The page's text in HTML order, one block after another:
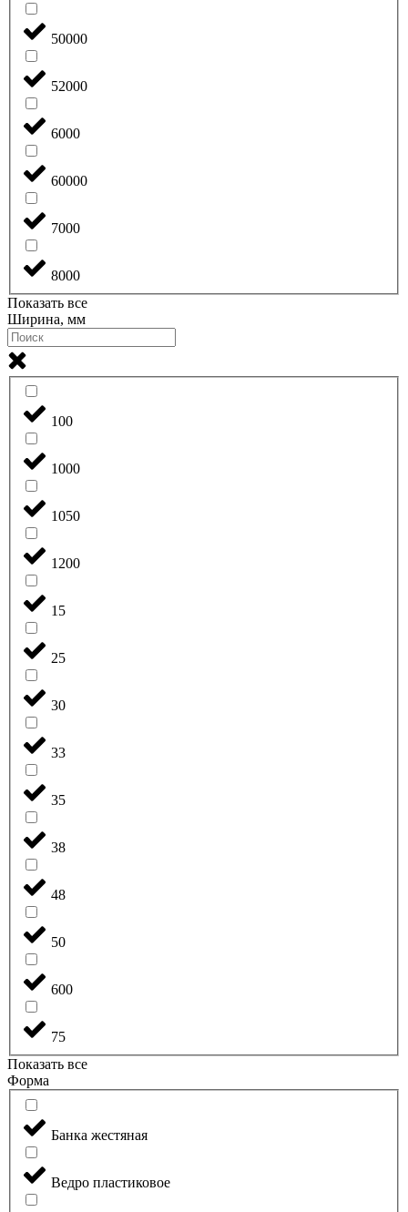
50000
52000
6000
60000
7000
8000
Показать все
Ширина, мм
100
1000
1050
1200
15
25
30
33
35
38
48
50
600
75
Показать все
Форма
Банка жестяная
Ведро пластиковое